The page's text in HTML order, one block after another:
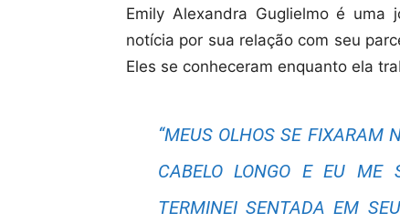
Emily Alexandra Guglielmo é
notícia por sua relação com seu
Eles se conheceram enquanto ela
“MEUS OLHOS SE FIXARAM
CABELO LONGO E EU ME
TERMINEI SENTADA EM